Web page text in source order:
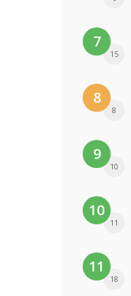
7
15
8
8
9
10
10
11
11
18